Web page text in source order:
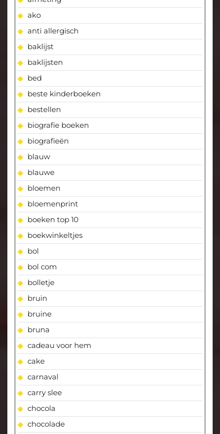
ako
anti allergisch
baklijst
baklijsten
bed
beste kinderboeken
bestellen
biografie boeken
biografieën
blauw
blauwe
bloemen
bloemenprint
boeken top 10
boekwinkeltjes
bol
bol com
bolletje
bruin
bruine
bruna
cadeau voor hem
cake
carnaval
carry slee
chocola
chocolade